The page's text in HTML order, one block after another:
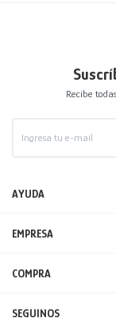
Recibe
AYUDA
EMPRESA
COMPRA
SEGUINOS